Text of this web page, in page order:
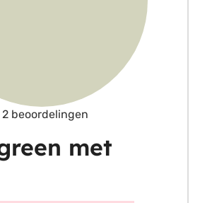
2beoordelingen
met